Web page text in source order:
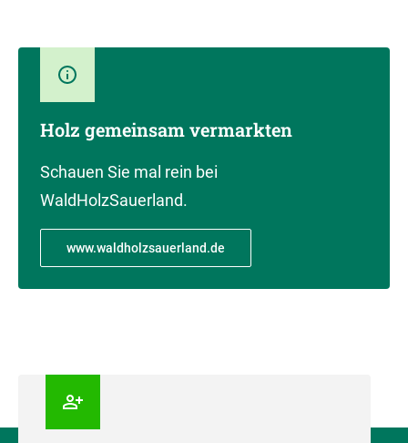
Holz gemeinsam vermarkten
Schauen Sie mal rein bei
WaldHolzSauerland.
www.waldholzsauerland.de